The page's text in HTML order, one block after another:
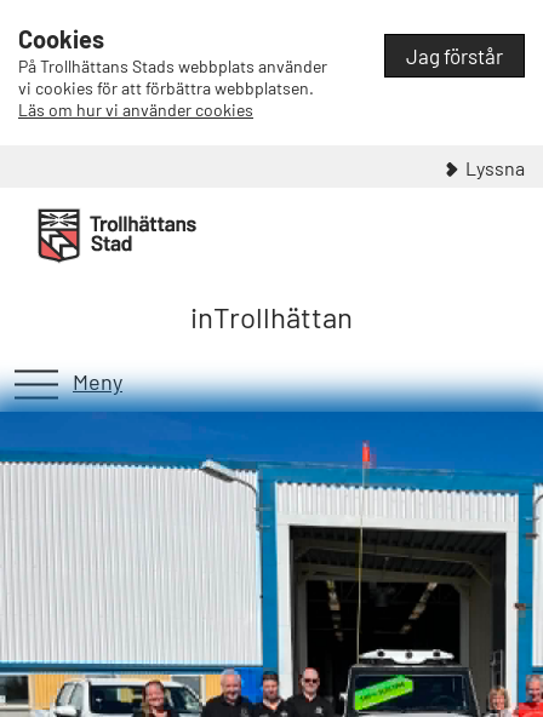
Cookies
På Trollhättans Stads webbplats använder
vi cookies för att förbättra webbplatsen.
Läs om hur vi använder cookies
Jag förstår
Lyssna
inTrollhättan
Meny